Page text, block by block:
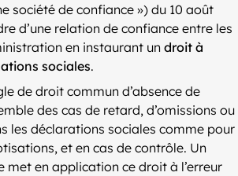
société de confiance ») du 10 août
d’une relation de confiance entre les
en instaurant undroit à
sociales.
de droit commun d’absence de
des cas de retard, d’omissions ou
les déclarations sociales comme pour
et en cas de contrôle. Un
met en application ce droit à l’erreur